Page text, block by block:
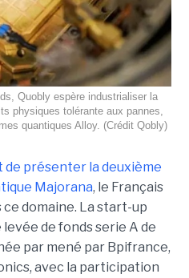
Quobly espère industrialiser la
physiques tolérante aux pannes,
quantiques Alloy. (Crédit Qobly)
de présenter la deuxième
Majorana, le Français
ce domaine. La start-up
levée de fonds serie A de
par mené par Bpifrance,
avec la participation